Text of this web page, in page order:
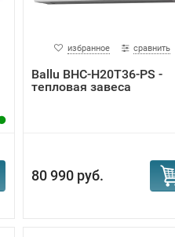
избранное сравнить
Ballu BHC-H20T36-PS -
тепловая завеса
80 990 руб.